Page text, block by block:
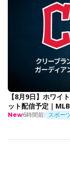
【8月9日】ホワイ
ット配信予定｜
New6時間前 スポー